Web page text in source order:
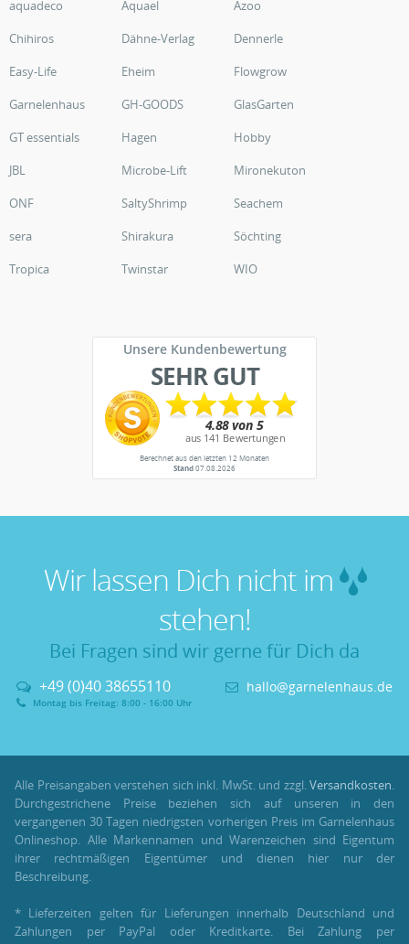
aquadeco
Aquael
Azoo
Chihiros
Dähne-Verlag
Dennerle
Easy-Life
Eheim
Flowgrow
Garnelenhaus
GH-GOODS
GlasGarten
GT essentials
Hagen
Hobby
JBL
Microbe-Lift
Mironekuton
ONF
SaltyShrimp
Seachem
sera
Shirakura
Söchting
Tropica
Twinstar WIO
Unsere Kundenbewertung
SEHR GUT
Berechnet aus den letzten 12 Monaten
Stand07.08.2026
Wir lassen Dich nicht im
stehen!
Bei Fragen sind wir gerne für Dich da
+49 (0)40 38655110
Montag bis Freitag: 8:00 - 16:00 Uhr
hallo@garnelenhaus.de
Alle Preisangaben verstehen sich inkl. MwSt. und zzgl. Versandkosten
Durchgestrichene Preise beziehen sich auf unseren in den
vergangenen 30 Tagen niedrigsten vorherigen Preis im Garnelenhaus
Onlineshop. Alle Markennamen und Warenzeichen sind Eigentum
ihrer rechtmäßigen Eigentümer und dienen hier nur der
Beschreibung.
* Lieferzeiten gelten für Lieferungen innerhalb Deutschland und
Zahlungen per PayPal oder Kreditkarte. Bei Zahlung per